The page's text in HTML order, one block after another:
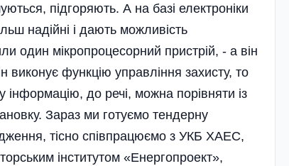
підгоряють. А на базі електроніки
надійні і дають можливість
один мікропроцесорний пристрій, - а він
виконує функцію управління захисту, то
до речі, можна порівняти із
Зараз ми готуємо тендерну
тісно співпрацюємо з УКБ ХАЕС,
інститутом «Енергопроект»,